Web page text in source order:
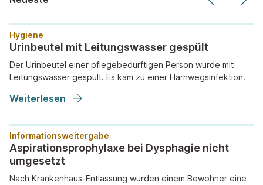
Hygiene
Urinbeutel mit Leitungswasser gespült
Der Urinbeutel einer pflegebedürftigen Person wurde mit
Leitungswasser gespült. Es kam zu einer Harnwegsinfektion.
Weiterlesen
Informationsweitergabe
Aspirationsprophylaxe bei Dysphagie nicht
umgesetzt
Nach Krankenhaus-Entlassung wurden einem Bewohner eine